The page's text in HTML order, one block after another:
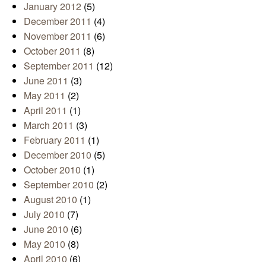
January 2012 (5)
December 2011 (4)
November 2011 (6)
October 2011 (8)
September 2011 (12)
June 2011 (3)
May 2011 (2)
April 2011 (1)
March 2011 (3)
February 2011 (1)
December 2010 (5)
October 2010 (1)
September 2010 (2)
August 2010 (1)
July 2010 (7)
June 2010 (6)
May 2010 (8)
April 2010 (6)